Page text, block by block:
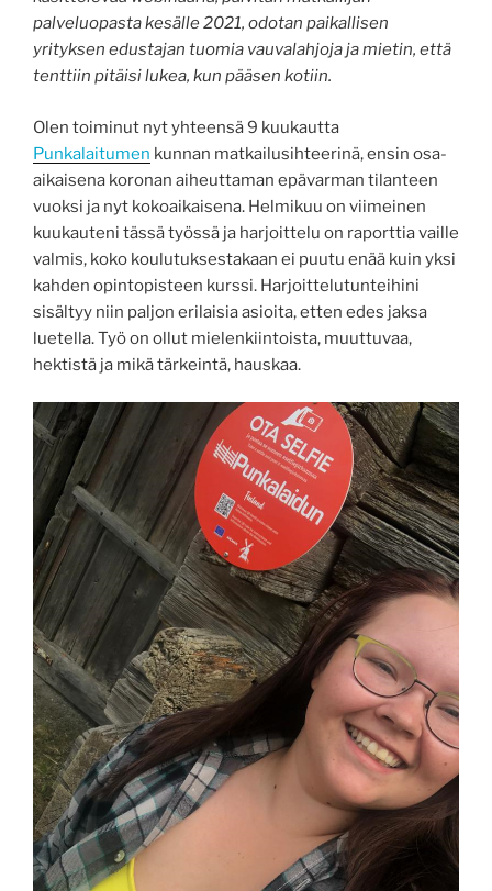
palveluopasta kesälle 2021, odotan paikallisen
yrityksen edustajan tuomia vauvalahjoja ja mietin, että
tenttiin pitäisi lukea, kun pääsen kotiin.
Olen toiminut nyt yhteensä 9 kuukautta
Punkalaitumen kunnan matkailusihteerinä, ensin osa-
aikaisena koronan aiheuttaman epävarman tilanteen
vuoksi ja nyt kokoaikaisena. Helmikuu on viimeinen
kuukauteni tässä työssä ja harjoittelu on raporttia vaille
valmis, koko koulutuksestakaan ei puutu enää kuin yksi
kahden opintopisteen kurssi. Harjoittelutunteihini
sisältyy niin paljon erilaisia asioita, etten edes jaksa
luetella. Työ on ollut mielenkiintoista, muuttuvaa,
hektistä ja mikä tärkeintä, hauskaa.